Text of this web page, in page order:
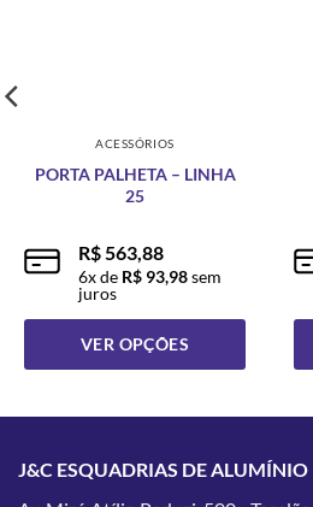
ACESSÓRIOS
PORTA PALHETA – LINHA
25
R$563,88
6x de R$93,98sem
juros
VER OPÇÕES
variantes.
J&C ESQUADRIAS DE ALUMÍNIO